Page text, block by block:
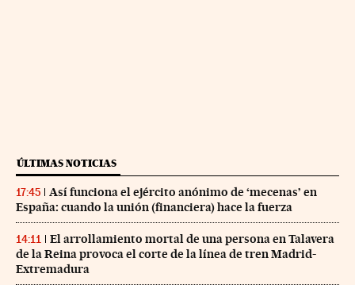
ÚLTIMAS NOTICIAS
17:45
Así funciona el ejército anónimo de ‘mecenas’ en
España: cuando la unión (financiera) hace la fuerza
14:11
El arrollamiento mortal de una persona en Talavera
de la Reina provoca el corte de la línea de tren Madrid-
Extremadura